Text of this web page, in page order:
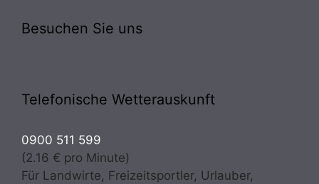
Besuchen Sie uns
Telefonische Wetterauskunft
0900 511 599
(2.16 € pro Minute)
Für Landwirte, Freizeitsportler, Urlauber,